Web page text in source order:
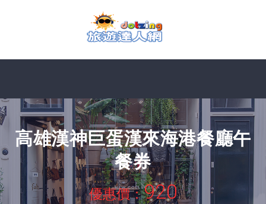
高雄漢神巨蛋漢來海港餐廳午
餐券
優惠價：920